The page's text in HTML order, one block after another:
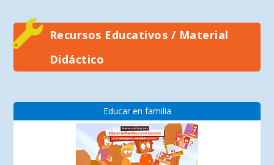
Recursos Educativos / Material
Didáctico
Educar en familia